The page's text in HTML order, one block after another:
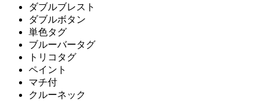
ダブルブレスト
ダブルボタン
単色タグ
ブルーバータグ
トリコタグ
ペイント
マチ付
クルーネック